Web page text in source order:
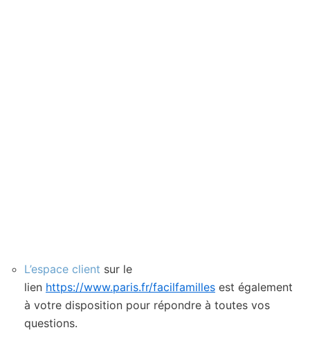
L’espace client sur le
lien https://www.paris.fr/facilfamilles est également
à votre disposition pour répondre à toutes vos
questions.